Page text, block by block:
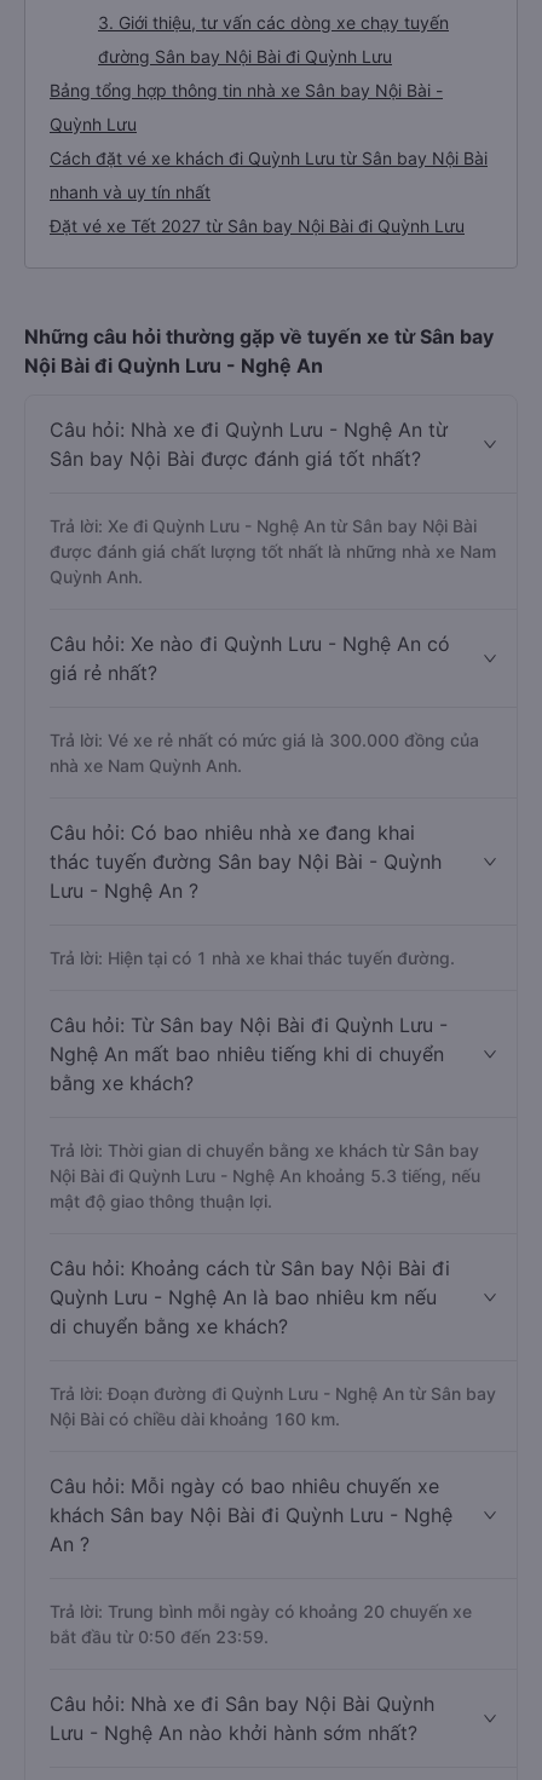
3. Giới thiệu, tư vấn các dòng xe chạy tuyến
đường Sân bay Nội Bài đi Quỳnh Lưu
Bảng tổng hợp thông tin nhà xe Sân bay Nội Bài -
Quỳnh Lưu
Cách đặt vé xe khách đi Quỳnh Lưu từ Sân bay Nội Bài
nhanh và uy tín nhất
Đặt vé xe Tết 2027 từ Sân bay Nội Bài đi Quỳnh Lưu
Những câu hỏi thường gặp về tuyến xe từ Sân bay
Nội Bài đi Quỳnh Lưu - Nghệ An
Câu hỏi: Nhà xe đi Quỳnh Lưu - Nghệ An từ
Sân bay Nội Bài được đánh giá tốt nhất?
Trả lời: Xe đi Quỳnh Lưu - Nghệ An từ Sân bay Nội Bài
được đánh giá chất lượng tốt nhất là những nhà xe Nam
Quỳnh Anh.
Câu hỏi: Xe nào đi Quỳnh Lưu - Nghệ An có
giá rẻ nhất?
Trả lời: Vé xe rẻ nhất có mức giá là 300.000 đồng của
nhà xe Nam Quỳnh Anh.
Câu hỏi: Có bao nhiêu nhà xe đang khai
thác tuyến đường Sân bay Nội Bài - Quỳnh
Lưu - Nghệ An ?
Trả lời: Hiện tại có 1 nhà xe khai thác tuyến đường.
Câu hỏi: Từ Sân bay Nội Bài đi Quỳnh Lưu -
Nghệ An mất bao nhiêu tiếng khi di chuyển
bằng xe khách?
Trả lời: Thời gian di chuyển bằng xe khách từ Sân bay
Nội Bài đi Quỳnh Lưu - Nghệ An khoảng 5.3 tiếng, nếu
mật độ giao thông thuận lợi.
Câu hỏi: Khoảng cách từ Sân bay Nội Bài đi
Quỳnh Lưu - Nghệ An là bao nhiêu km nếu
di chuyển bằng xe khách?
Trả lời: Đoạn đường đi Quỳnh Lưu - Nghệ An từ Sân bay
Nội Bài có chiều dài khoảng 160 km.
Câu hỏi: Mỗi ngày có bao nhiêu chuyến xe
khách Sân bay Nội Bài đi Quỳnh Lưu - Nghệ
An ?
Trả lời: Trung bình mỗi ngày có khoảng 20 chuyến xe
bắt đầu từ 0:50 đến 23:59.
Câu hỏi: Nhà xe đi Sân bay Nội Bài Quỳnh
Lưu - Nghệ An nào khởi hành sớm nhất?